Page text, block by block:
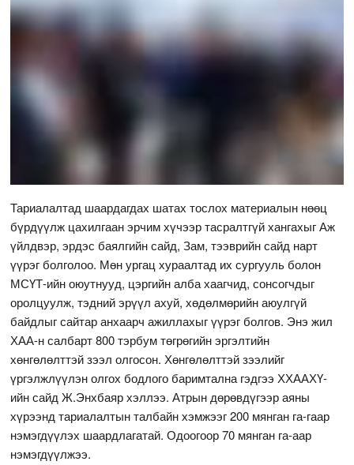
Тариалалтад шаардагдах шатах тослох материалын нөөц
бүрдүүлж цахилгаан эрчим хүчээр тасралтгүй хангахыг Аж
үйлдвэр, эрдэс баялгийн сайд, Зам, тээврийн сайд нарт
үүрэг болголоо. Мөн ургац хураалтад их сургууль болон
МСҮТ-ийн оюутнууд, цэргийн алба хаагчид, сонсогчдыг
оролцуулж, тэдний эрүүл ахуй, хөдөлмөрийн аюулгүй
байдлыг сайтар анхаарч ажиллахыг үүрэг болгов. Энэ жил
ХАА-н салбарт 800 тэрбум төгрөгийн эргэлтийн
хөнгөлөлттэй зээл олгосон. Хөнгөлөлттэй зээлийг
үргэлжлүүлэн олгох бодлого баримтална гэдгээ ХХААХҮ-
ийн сайд Ж.Энхбаяр хэллээ. Атрын дөрөвдүгээр аяны
хүрээнд тариалалтын талбайн хэмжээг 200 мянган га-гаар
нэмэгдүүлэх шаардлагатай. Одоогоор 70 мянган га-аар
нэмэгдүүлжээ.